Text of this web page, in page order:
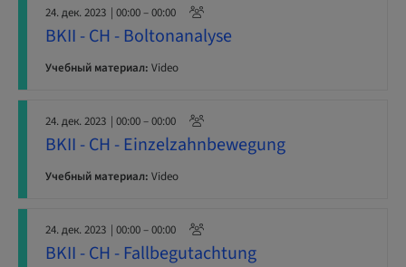
24. дек. 2023 | 00:00 – 00:00
BKII - CH - Boltonanalyse
Учебный материал: Video
24. дек. 2023 | 00:00 – 00:00
BKII - CH - Einzelzahnbewegung
Учебный материал: Video
24. дек. 2023 | 00:00 – 00:00
BKII - CH - Fallbegutachtung